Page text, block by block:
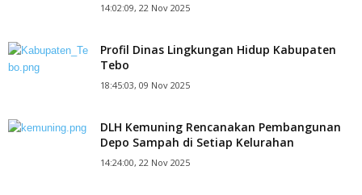
14:02:09, 22 Nov 2025
Profil Dinas Lingkungan Hidup Kabupaten
Tebo
18:45:03, 09 Nov 2025
DLH Kemuning Rencanakan Pembangunan
Depo Sampah di Setiap Kelurahan
14:24:00, 22 Nov 2025